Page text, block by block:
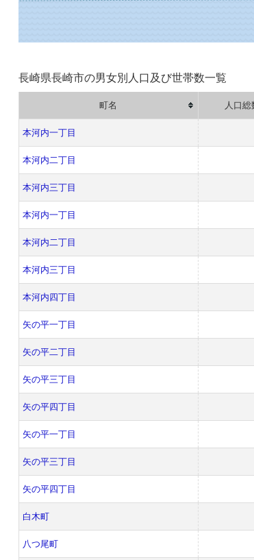
長崎県長崎市の男女別人口及び世帯数一覧
町名 人口総
本河内一丁目
本河内二丁目
本河内三丁目
本河内一丁目
本河内二丁目
本河内三丁目
本河内四丁目
矢の平一丁目
矢の平二丁目
矢の平三丁目
矢の平四丁目
矢の平一丁目
矢の平三丁目
矢の平四丁目
白木町
八つ尾町